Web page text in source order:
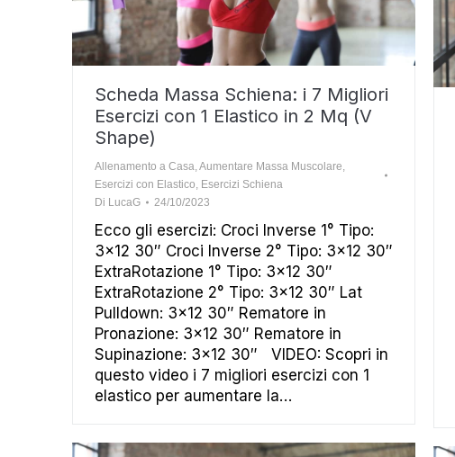
Scheda Massa Schiena: i 7 Migliori
Esercizi con 1 Elastico in 2 Mq (V
Shape)
Allenamento a Casa,Aumentare Massa Muscolare,
Esercizi con Elastico, Esercizi Schiena
Di LucaG 24/10/2023
Ecco gli esercizi: Croci Inverse 1° Tipo:
3×12 30″ Croci Inverse 2° Tipo: 3×12 30″
ExtraRotazione 1° Tipo: 3×12 30″
ExtraRotazione 2° Tipo: 3×12 30″ Lat
Pulldown: 3×12 30″ Rematore in
Pronazione: 3×12 30″ Rematore in
Supinazione: 3×12 30″ VIDEO: Scopri in
questo video i 7 migliori esercizi con 1
elastico per aumentare la…